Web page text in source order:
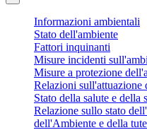
Informazioni ambientali
Stato dell'ambiente
Fattori inquinanti
Misure incidenti
Misure a protezione
Relazioni sull'attuazione
Stato della salute e della
Relazione sullo stato
dell'Ambiente e della